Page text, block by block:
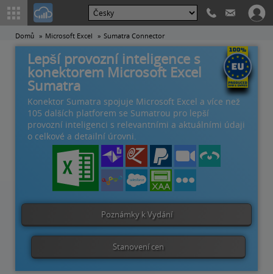
Domů Microsoft Excel Sumatra Connector
Poznámky k Vydání
Stanovení cen
Lepší provozní inteligence s
konektorem Microsoft Excel
Sumatra
Konektor Sumatra spojuje Microsoft Excel a více než
105 dalších platforem se Sumatrou pro lepší
provozní inteligenci s relevantními a aktuálními údaji
o celkové a detailní úrovni.